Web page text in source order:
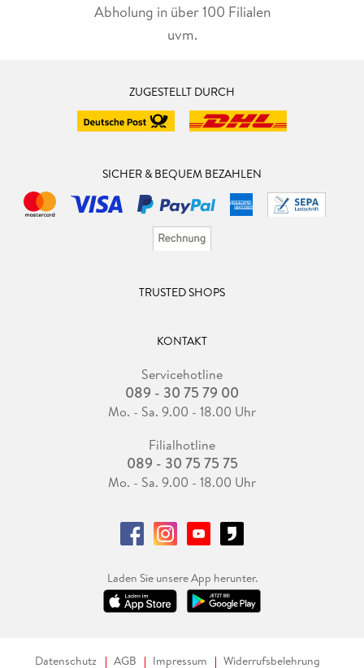
Abholung in über 100 Filialen
uvm.
ZUGESTELLT DURCH
SICHER & BEQUEM BEZAHLEN
TRUSTED SHOPS
KONTAKT
Servicehotline
089 - 30 75 79 00
Mo. - Sa. 9.00 - 18.00 Uhr
Filialhotline
089 - 30 75 75 75
Mo. - Sa. 9.00 - 18.00 Uhr
Laden Sie unsere App herunter.
Datenschutz AGB Impressum
Widerrufsbelehrung